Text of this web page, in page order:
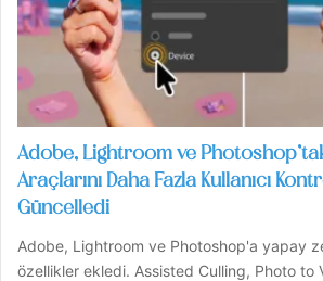
Adobe, Lightroom ve
Araçlarını Daha Fazla Kullanıcı
Güncelledi
Adobe, Lightroom ve Photoshop'a yapay
özellikler ekledi. Assisted Culling, Photo to